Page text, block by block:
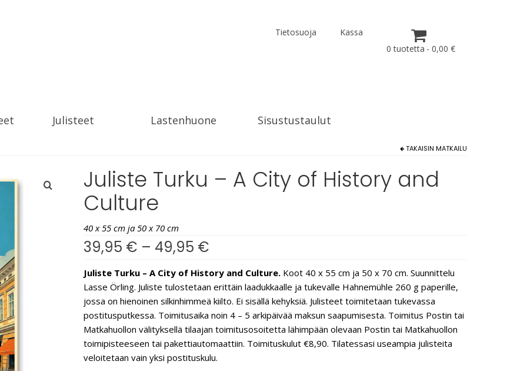
Tietosuoja
Kassa
0 tuotetta
0,00 €
Julisteet Lastenhuone Sisustustaulut
TAKAISIN MATKAILU
Juliste Turku – A City of History and
Culture
40 x 55 cm ja 50 x 70 cm
39,95 € – 49,95 €
Juliste Turku – A City of History and Culture.Koot 40 x 55 cm ja 50 x 70 cm. Suunnittelu
Lasse Örling. Juliste tulostetaan erittäin laadukkaalle ja tukevalle Hahnemühle 260 g paperille,
jossa on hienoinen silkinhimmeä kiilto. Ei sisällä kehyksiä. Julisteet toimitetaan tukevassa
postitusputkessa. Toimitusaika noin 4 – 5 arkipäivää maksun saapumisesta. Toimitus Postin tai
Matkahuollon välityksellä tilaajan toimitusosoitetta lähimpään olevaan Postin tai Matkahuollon
toimipisteeseen tai pakettiautomaattiin. Toimituskulut €8,90. Tilatessasi useampia julisteita
veloitetaan vain yksi postituskulu.